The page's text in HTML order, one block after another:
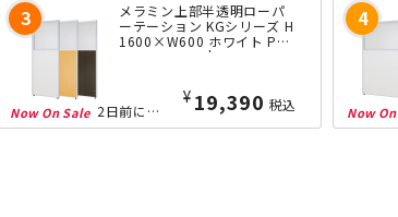
メラミン上部半透明ローパ
ーテーション KGシリーズ H
1600×W600 ホワイト PP
M0616-S-WH | 269689
¥ 19,390 税込
2日前にランクイン！